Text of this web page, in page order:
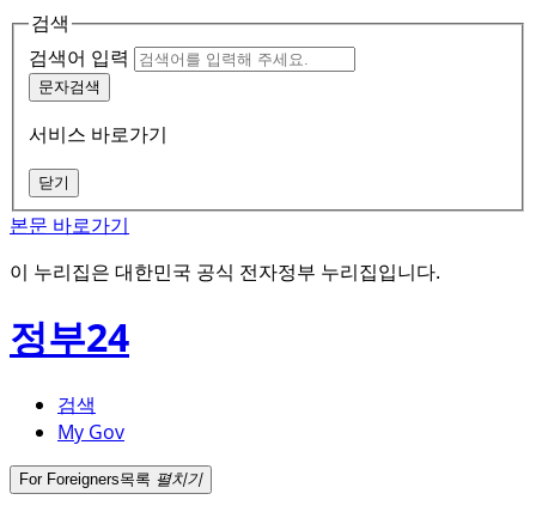
검색
검색어 입력
문자검색
서비스 바로가기
닫기
본문 바로가기
이 누리집은 대한민국 공식 전자정부 누리집입니다.
정부24
검색
My Gov
For Foreigners목록 펼치기